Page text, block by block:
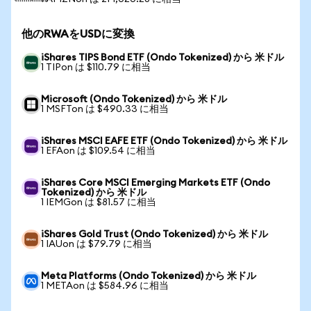
他のRWAをUSDに変換
iShares TIPS Bond ETF (Ondo Tokenized) から 米ドル
1 TIPon は $110.79 に相当
Microsoft (Ondo Tokenized) から 米ドル
1 MSFTon は $490.33 に相当
iShares MSCI EAFE ETF (Ondo Tokenized) から 米ドル
1 EFAon は $109.54 に相当
iShares Core MSCI Emerging Markets ETF (Ondo
Tokenized) から 米ドル
1 IEMGon は $81.57 に相当
iShares Gold Trust (Ondo Tokenized) から 米ドル
1 IAUon は $79.79 に相当
Meta Platforms (Ondo Tokenized) から 米ドル
1 METAon は $584.96 に相当